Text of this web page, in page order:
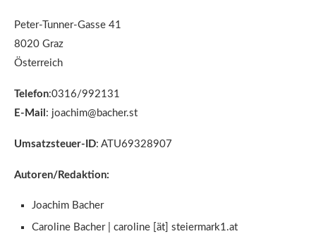
Peter-Tunner-Gasse 41
8020 Graz
Österreich
Telefon:0316/992131
E-Mail : joachim@bacher.st
Umsatzsteuer-ID: ATU69328907
Autoren/Redaktion:
Joachim Bacher
Caroline Bacher | caroline [ät] steiermark1.at